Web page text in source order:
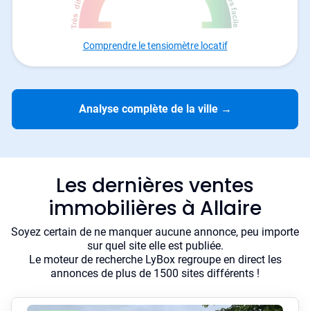
Comprendre le tensiomètre locatif
Analyse complète de la ville →
Les dernières ventes
immobilières à Allaire
Soyez certain de ne manquer aucune annonce, peu importe
sur quel site elle est publiée.
Le moteur de recherche LyBox regroupe en direct les
annonces de plus de 1500 sites différents !